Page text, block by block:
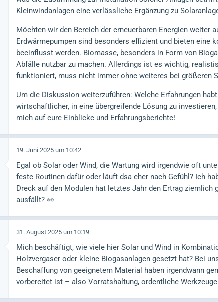
Kleinwindanlagen eine verlässliche Ergänzung zu
Möchten wir den Bereich der erneuerbaren Energien weiter
Erdwärmepumpen sind besonders effizient und bieten eine
beeinflusst werden. Biomasse, besonders in Form von
Abfälle nutzbar zu machen. Allerdings ist es wichtig,
funktioniert, muss nicht immer ohne weiteres bei größeren
Um die Diskussion weiterzuführen: Welche Erfahrungen
wirtschaftlicher, in eine übergreifende Lösung zu
mich auf eure Einblicke und Erfahrungsberichte!
19. Juni 2025 um 10:42
Egal ob Solar oder Wind, die Wartung wird irgendwie oft
feste Routinen dafür oder läuft dsa eher nach Gefühl? Ich
Dreck auf den Modulen hat letztes Jahr den Ertrag ziemlich
ausfällt? 👀
31. August 2025 um 10:19
Mich beschäftigt, wie viele hier Solar und Wind in
Holzvergaser oder kleine Biogasanlagen gesetzt hat? Bei
Beschaffung von geeignetem Material haben irgendwann
vorbereitet ist – also Vorratshaltung, ordentliche